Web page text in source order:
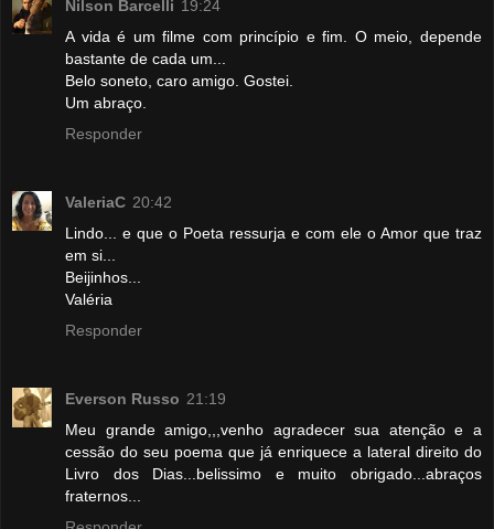
Nilson Barcelli 19:24
A vida é um filme com princípio e fim. O meio, depende
bastante de cada um...
Belo soneto, caro amigo. Gostei.
Um abraço.
Responder
ValeriaC 20:42
Lindo... e que o Poeta ressurja e com ele o Amor que traz
em si...
Beijinhos...
Valéria
Responder
Everson Russo 21:19
Meu grande amigo,,,venho agradecer sua atenção e a
cessão do seu poema que já enriquece a lateral direito do
Livro dos Dias...belissimo e muito obrigado...abraços
fraternos...